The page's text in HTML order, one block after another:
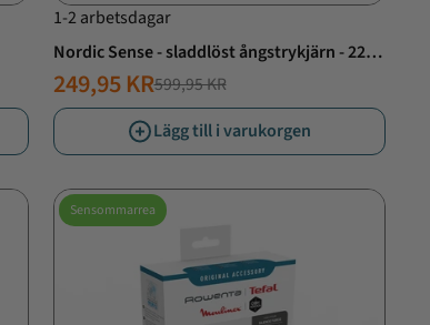
1-2 arbetsdagar
Nordic Sense - sladdlöst ångstrykjärn - 2200
watt
NORMALT
PRIS
599,95 KR
ERBJUDANDE
PRIS
249,95 KR
Lägg till i varukorgen
Sensommarrea